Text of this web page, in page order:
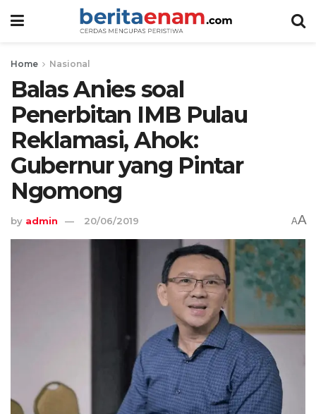
Home Nasional
Balas Anies soal
Penerbitan IMB Pulau
Reklamasi, Ahok:
Gubernur yang Pintar
Ngomong
by admin 20/06/2019 AA